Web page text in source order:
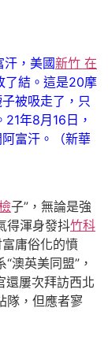
，美國新竹 在
了結。這是20摩
被吸走了，只
年8月16日，
富汗。（新華
子”，無論是強
得渾身發抖竹科
庸俗化的憤
澳英美同盟”，
還屢次拜訪西北
隊，但應者寥